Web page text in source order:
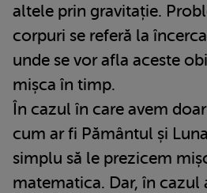
altele prin gravitație.
corpuri se referă la
unde se vor afla aceste
mișca în timp.
În cazul în care avem
cum ar fi Pământul și
simplu să le prezicem
matematica. Dar, în cazul